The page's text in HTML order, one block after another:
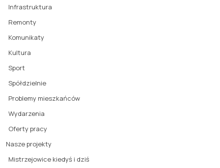
Infrastruktura
Remonty
Komunikaty
Kultura
Sport
Spółdzielnie
Problemy mieszkańców
Wydarzenia
Oferty pracy
Nasze projekty
Mistrzejowice kiedyś i dziś